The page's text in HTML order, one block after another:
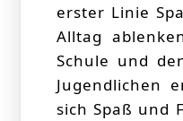
erster Linie
Alltag
Schule und
Jugendlichen
sich Spaß und